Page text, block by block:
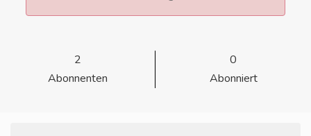
2
Abonnenten
0
Abonniert